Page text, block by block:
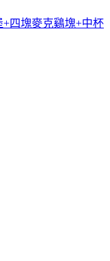
+四塊麥克鷄塊+中杯